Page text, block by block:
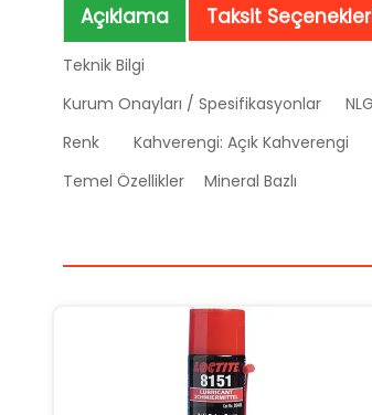
Açıklama Taksit
Teknik Bilgi
Kurum Onayları / Spesifikasyonlar
Renk
Kahverengi: Açık Kahverengi
Temel Özellikler
Mineral Bazlı